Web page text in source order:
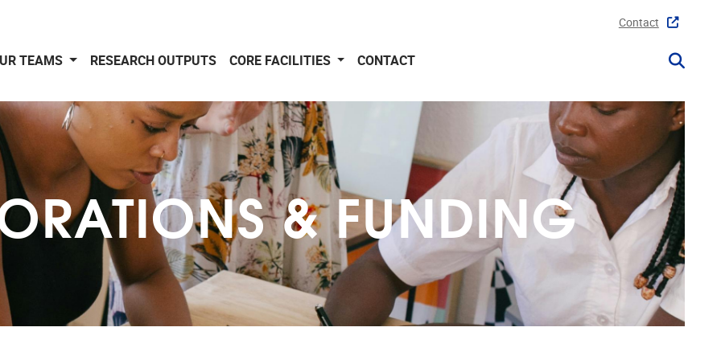
Contact
TEAMS RESEARCH OUTPUTS CORE FACILITIES CONTACT
& FUNDING